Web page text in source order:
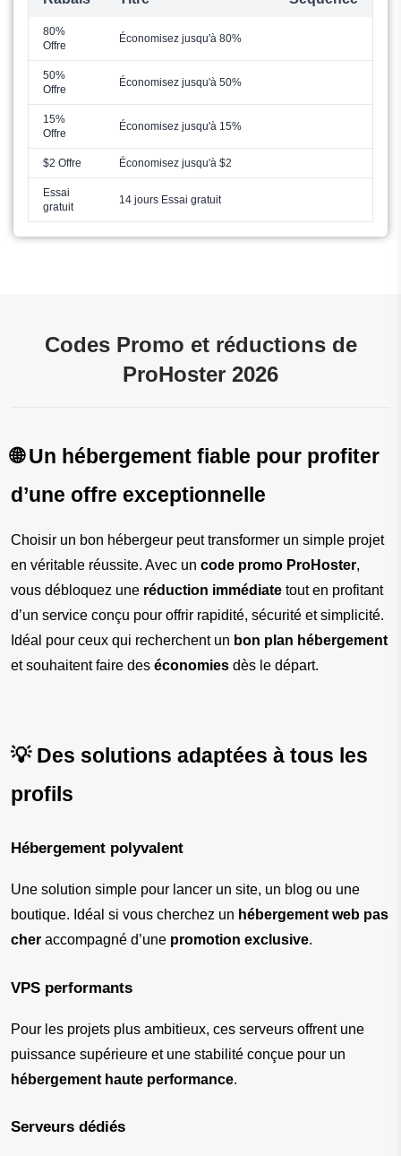
80%
Offre
Économisez jusqu'à 80%
50%
Offre
Économisez jusqu'à 50%
15%
Offre
Économisez jusqu'à 15%
$2 Offre Économisez jusqu'à $2
Essai
gratuit
14 jours Essai gratuit
Codes Promo et réductions de
ProHoster 2026
🌐 Un hébergement fiable pour profiter
d’une offre exceptionnelle
Choisir un bon hébergeur peut transformer un simple projet
en véritable réussite. Avec un code promo ProHoster,
vous débloquez une réduction immédiate tout en profitant
d’un service conçu pour offrir rapidité, sécurité et simplicité.
Idéal pour ceux qui recherchent un bon plan hébergement
et souhaitent faire des économies dès le départ.
💡 Des solutions adaptées à tous les
profils
Hébergement polyvalent
Une solution simple pour lancer un site, un blog ou une
boutique. Idéal si vous cherchez un hébergement web pas
cher accompagné d’une promotion exclusive.
VPS performants
Pour les projets plus ambitieux, ces serveurs offrent une
hébergement haute performance.
Serveurs dédiés